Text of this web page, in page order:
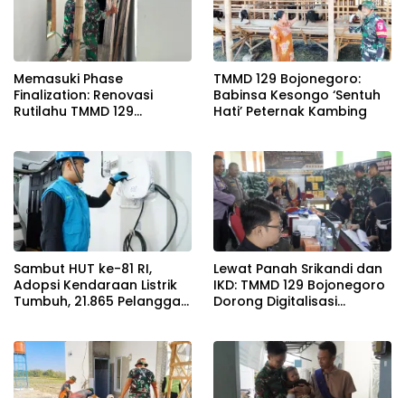
Memasuki Phase
Finalization: Renovasi
Rutilahu TMMD 129
TMMD 129 Bojonegoro:
Babinsa Kesongo ‘Sentuh
Hati’ Peternak Kambing
Sambut HUT ke-81 RI,
Adopsi Kendaraan Listrik
Tumbuh, 21.865 Pelanggan
pada Semester I 2026
Lewat Panah Srikandi dan
IKD: TMMD 129 Bojonegoro
Dorong Digitalisasi